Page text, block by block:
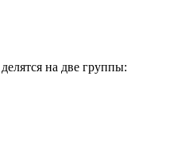
на две группы: